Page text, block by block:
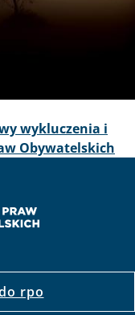
wykluczenia i
Obywatelskich
rpo